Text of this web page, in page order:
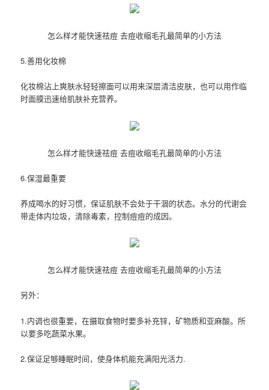
怎么样才能快速祛痘 去痘收缩毛孔最简单的小方法
5.善用化妆棉
化妆棉沾上爽肤水轻轻擦面可以用来深层清洁皮肤，也可以用作临
时面膜迅速给肌肤补充营养。
怎么样才能快速祛痘 去痘收缩毛孔最简单的小方法
6.保湿最重要
养成喝水的好习惯，保证肌肤不会处于干涸的状态。水分的代谢会
带走体内垃圾，清除毒素，控制痘痘的成因。
怎么样才能快速祛痘 去痘收缩毛孔最简单的小方法
另外：
1.内调也很重要，在摄取食物时要多补充锌，矿物质和亚麻酸。所
以要多吃蔬菜水果。
2.保证足够睡眠时间，使身体机能充满阳光活力.